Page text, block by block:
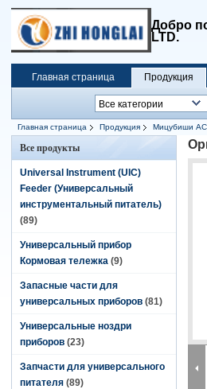
Добро
LTD.
Главная страница Продукция
Главная страница Продукция Мицубиши
Все продукты
Universal Instrument (UIC)
Feeder (Универсальный
инструментальный питатель)
(89)
Универсальный прибор
Кормовая тележка (9)
Запасные части для
универсальных приборов (81)
Универсальные ноздри
приборов (23)
Запчасти для универсального
питателя (89)